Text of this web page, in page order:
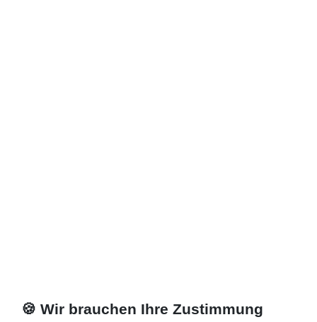
🍪 Wir brauchen Ihre Zustimmung